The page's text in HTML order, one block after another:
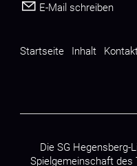
E-Mail schreiben
Startseite Inhalt
Die SG Hegensberg-
Spielgemeinschaft des